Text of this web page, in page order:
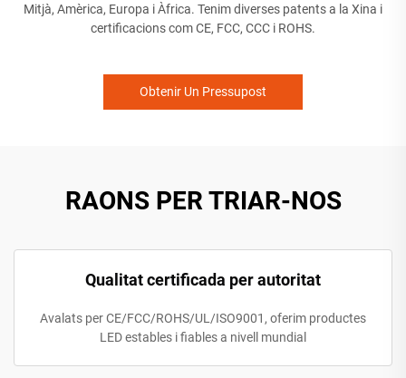
Mitjà, Amèrica, Europa i Àfrica. Tenim diverses patents a la Xina i
certificacions com CE, FCC, CCC i ROHS.
Obtenir Un Pressupost
RAONS PER TRIAR-NOS
Qualitat certificada per autoritat
Avalats per CE/FCC/ROHS/UL/ISO9001, oferim productes
LED estables i fiables a nivell mundial